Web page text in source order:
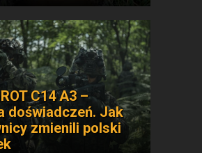
C14 A3 –
doświadczeń. Jak
zmienili polski